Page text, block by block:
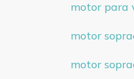
motor para
motor
motor